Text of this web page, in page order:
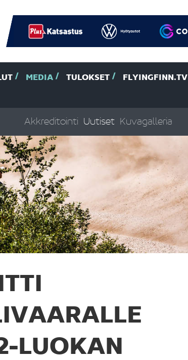
MEDIA TULOKSET FLYINGFINN.TV
Akkreditointi Uutiset Kuvagalleria
LUOKAN